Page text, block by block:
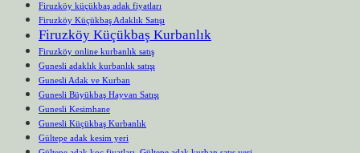
Firuzköy küçükbaş adak fiyatları
Firuzköy Küçükbaş Adaklık Satışı
Firuzköy Küçükbaş Kurbanlık
Firuzköy online kurbanlık satış
Gunesli adaklık kurbanlık satışı
Gunesli Adak ve Kurban
Gunesli Büyükbaş Hayvan Satışı
Gunesli Kesimhane
Gunesli Küçükbaş Kurbanlık
Gültepe adak kesim yeri